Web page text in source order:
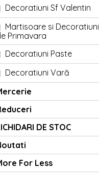
Decoratiuni Sf Valentin
Martisoare si Decoratiuni
Primavara
Decoratiuni Paste
Decoratiuni Vară
DE STOC
For Less